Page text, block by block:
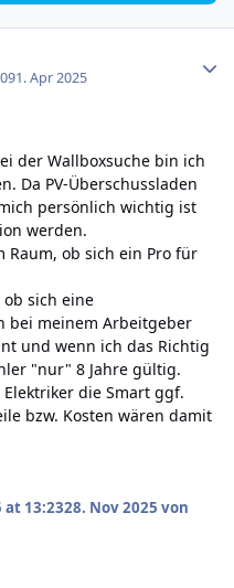
1. Apr 2025
der Wallboxsuche bin ich
Da PV-Überschussladen
persönlich wichtig ist
werden.
Raum, ob sich ein Pro für
sich eine
bei meinem Arbeitgeber
und wenn ich das Richtig
"nur" 8 Jahre gültig.
die Smart ggf.
bzw. Kosten wären damit
at 13:2328. Nov 2025 von